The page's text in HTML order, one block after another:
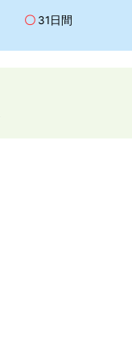
〇 31日間